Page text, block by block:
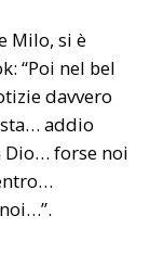
Milo, si è
“Poi nel bel
davvero
addio
Dio… forse noi